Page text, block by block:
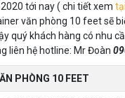
tới nay ( chi tiết xem
văn phòng 10 feet sẽ
quý khách hàng có nhu
liên hệ hotline: Mr Đoàn
PHÒNG 10 FEET